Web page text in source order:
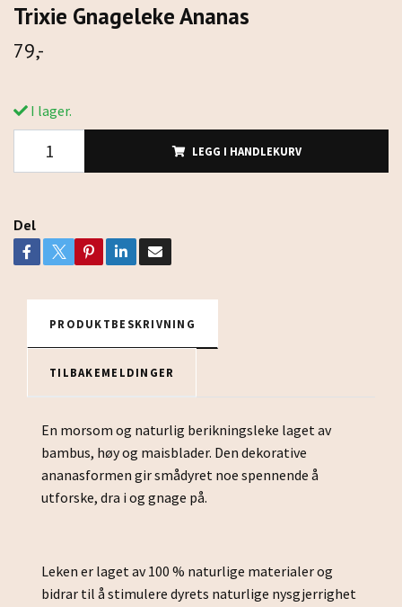
Trixie Gnageleke Ananas
79,-
I lager.
LEGG I HANDLEKURV
Del
PRODUKTBESKRIVNING
TILBAKEMELDINGER
En morsom og naturlig berikningsleke laget av
bambus, høy og maisblader. Den dekorative
ananasformen gir smådyret noe spennende å
utforske, dra i og gnage på.
Leken er laget av 100 % naturlige materialer og
bidrar til å stimulere dyrets naturlige nysgjerrighet